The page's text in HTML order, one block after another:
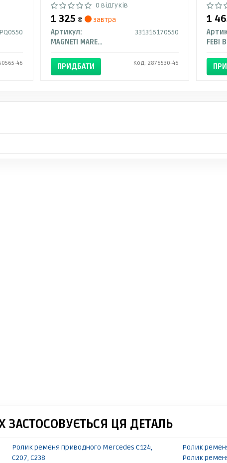
46
0 відгуків
1 325 ₴
завтра
Артикул:
331316170550
MAGNETI MARELLI
ПРИДБАТИ Код: 2876530-46
1
FEBI
ЗАСТОСОВУЄТЬСЯ ЦЯ ДЕТАЛЬ
Ролик ременя приводного Mercedes C124,
C207, C238
Ролик
Ролик